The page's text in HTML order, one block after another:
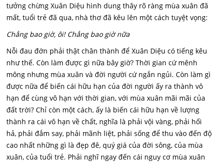
tưởng chừng Xuân Diệu hình dung thây rõ ràng mùa xuân đã
mất, tuổi trẻ đã qua, nhà thơ đã kêu lên một cách tuyệt vọng:
Chẳng bao giờ, ôi! Chẳng bao giờ nữa
Nỗi đau đớn phải thật chân thành để Xuân Diệu có tiếng kêu
như thế. Còn làm được gì nữa bây giờ? Thời gian cứ mênh
mông nhưng mùa xuân và đời người cứ ngắn ngủi. Còn làm gì
được nữa để biến cái hữu hạn của đời người ấy ra thành vô
hạn để cùng vô hạn với thời gian, với mùa xuân mãi mãi của
đất trời? Chỉ còn một cách, ấy là biến cái hữu hạn về lượng
thành ra cái vô hạn về chất, nghĩa là phải vội vàng, phải hối
hả, phải đắm say, phải mãnh liệt, phải sống để thu vào đến độ
cao nhất những gì là đẹp đê, quý giá của đời sông, của mùa
xuân, của tuổi trẻ. Phải nghĩ ngay đến cái nguy cơ mùa xuân